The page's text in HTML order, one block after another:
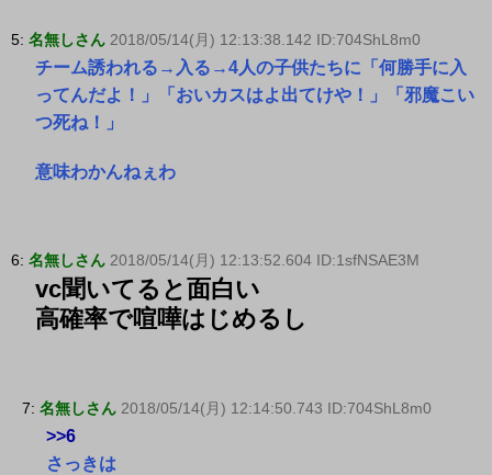
5: 名無しさん 2018/05/14(月) 12:13:38.142 ID:704ShL8m0
チーム誘われる→入る→4人の子供たちに「何勝手に入
ってんだよ！」「おいカスはよ出てけや！」「邪魔こい
つ死ね！」
意味わかんねぇわ
6: 名無しさん 2018/05/14(月) 12:13:52.604 ID:1sfNSAE3M
vc聞いてると面白い
高確率で喧嘩はじめるし
7: 名無しさん 2018/05/14(月) 12:14:50.743 ID:704ShL8m0
>>6
さっきは